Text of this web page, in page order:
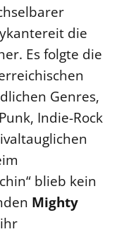
die
Es folgte die
Genres,
Indie-Rock
blieb kein
Mighty